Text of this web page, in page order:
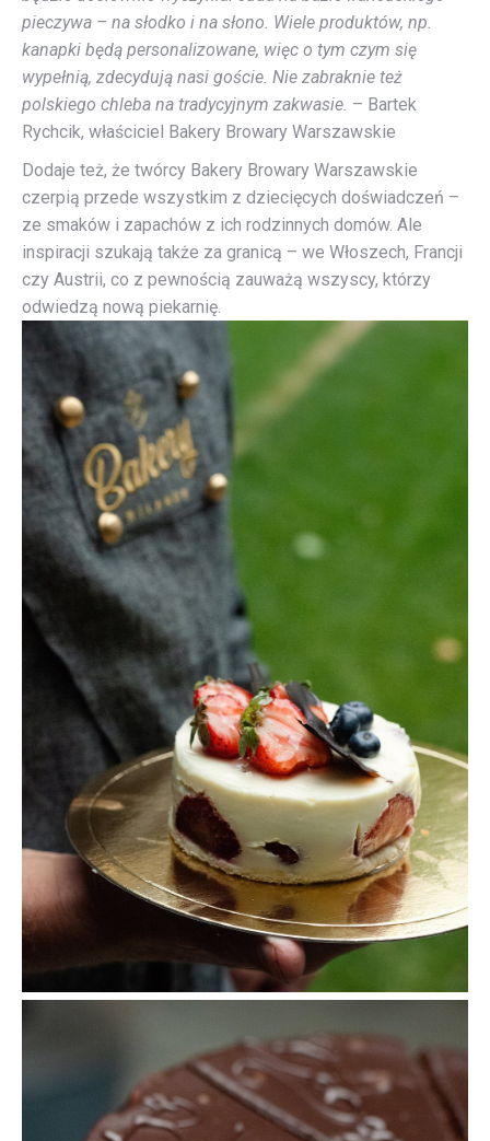
pieczywa – na słodko i na słono. Wiele produktów, np.
kanapki będą personalizowane, więc o tym czym się
wypełnią, zdecydują nasi goście. Nie zabraknie też
polskiego chleba na tradycyjnym zakwasie. – Bartek
Rychcik, właściciel Bakery Browary Warszawskie
Dodaje też, że twórcy Bakery Browary Warszawskie
czerpią przede wszystkim z dziecięcych doświadczeń –
ze smaków i zapachów z ich rodzinnych domów. Ale
inspiracji szukają także za granicą – we Włoszech, Francji
czy Austrii, co z pewnością zauważą wszyscy, którzy
odwiedzą nową piekarnię.